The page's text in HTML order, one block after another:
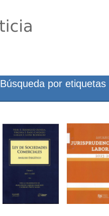
Búsqueda por etiquetas